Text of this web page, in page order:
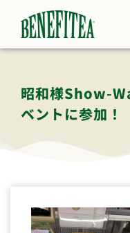
昭和様Show-
ベントに参加！